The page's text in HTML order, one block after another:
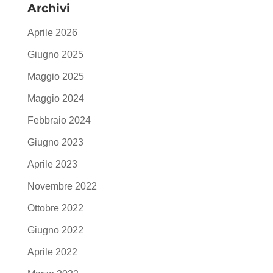
Archivi
Aprile 2026
Giugno 2025
Maggio 2025
Maggio 2024
Febbraio 2024
Giugno 2023
Aprile 2023
Novembre 2022
Ottobre 2022
Giugno 2022
Aprile 2022